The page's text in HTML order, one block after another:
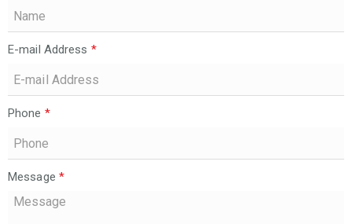
E-mail Address *
Phone *
Message *